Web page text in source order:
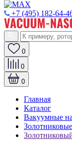
+7 (495) 182-64-
0
0
0
Главная
Каталог
Вакуумные